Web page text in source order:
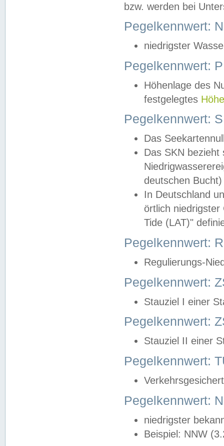
bzw. werden bei
Pegelkennwert:
niedrigster
Pegelkennwert:
Höhenlage des
festgelegtes
Pegelkennwert:
Das
Das SKN
deutschen
In Deutschland
örtlich
Tide (LAT)"
Pegelkennwert:
Regulierungs-
Pegelkennwert:
Stauziel I einer
Pegelkennwert:
Stauziel II einer
Pegelkennwert:
Pegelkennwert:
niedrigster
Beispiel: NNW